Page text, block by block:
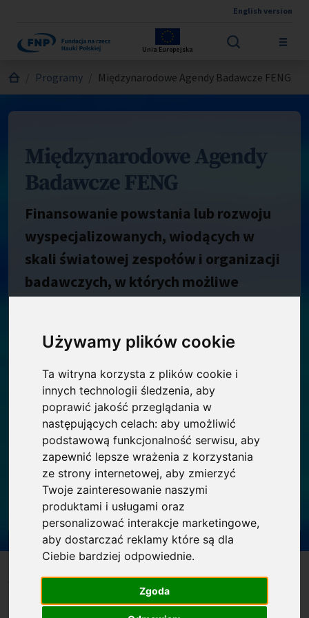
Używamy plików cookie
Ta witryna korzysta z plików cookie i
innych technologii śledzenia, aby
poprawić jakość przeglądania w
następujących celach:aby umożliwić
podstawową funkcjonalność serwisu,aby
zapewnić lepsze wrażenia z korzystania
ze strony internetowej,aby zmierzyć
Twoje zainteresowanie naszymi
produktami i usługami oraz
personalizować interakcje marketingowe,
aby dostarczać reklamy które są dla
Ciebie bardziej odpowiednie.
Zgoda
English version
Unia Europejska
Jesteś tutaj:
Programy Międzynarodowe Agendy Badawcze FENG
Międzynarodowe Agendy
Badawcze FENG
Finansowanie powstania lub rozwoju
wyspecjalizowanych, wiodących w
skali światowej zespołów i organizacji
badawczych, w których możliwe
konkurencyjności badań.
WYSOKOŚĆ DOFINANSOWANIA:
do 30 mln PLN lub 8 mln EUR
(ok. 37 mln PLN - dla laureatów
programu Teaming of
Excellence) na realizację
projektu
Na skróty